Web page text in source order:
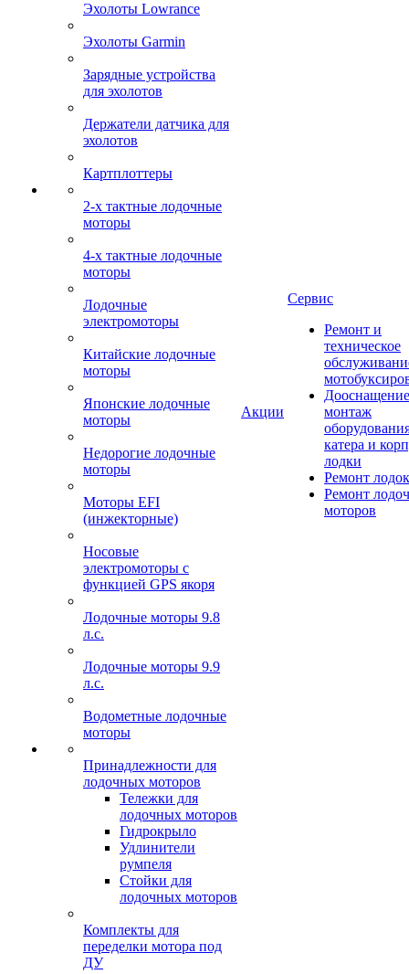
Эхолоты Lowrance
Эхолоты Garmin
Зарядные устройства
для эхолотов
Держатели датчика для
эхолотов
Картплоттеры
2-х тактные лодочные
моторы
4-х тактные лодочные
моторы
Лодочные
электромоторы
Китайские лодочные
моторы
Японские лодочные
моторы
Недорогие лодочные
моторы
Моторы EFI
(инжекторные)
Носовые
электромоторы с
функцией GPS якоря
Лодочные моторы 9.8
л.с.
Лодочные моторы 9.9
л.с.
Водометные лодочные
моторы
Принадлежности для
лодочных моторов
Тележки для
лодочных моторов
Гидрокрыло
Удлинители
румпеля
Стойки для
лодочных моторов
Комплекты для
переделки мотора под
ДУ
Акции
Сервис
Ремонт и
техническое
монтаж
катера и
лодки
Ремонт
Ремонт
моторов